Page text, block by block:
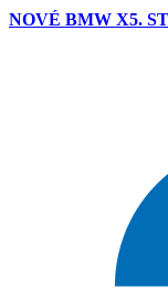
NOVÉ BMW X5.